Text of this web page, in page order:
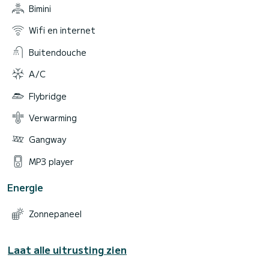
Bimini
Wifi en internet
Buitendouche
A/C
Flybridge
Verwarming
Gangway
MP3 player
Energie
Zonnepaneel
Laat alle uitrusting zien